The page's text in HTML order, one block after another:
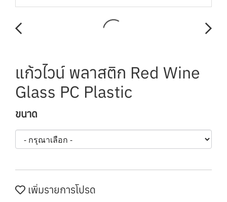
แก้วไวน์ พลาสติก Red Wine
Glass PC Plastic
ขนาด
เพิ่มรายการโปรด